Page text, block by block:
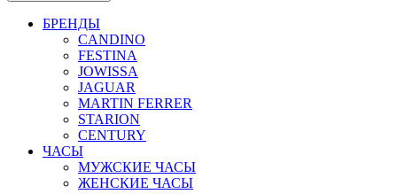
БРЕНДЫ
CANDINO
FESTINA
JOWISSA
JAGUAR
MARTIN FERRER
STARION
CENTURY
ЧАСЫ
МУЖСКИЕ ЧАСЫ
ЖЕНСКИЕ ЧАСЫ